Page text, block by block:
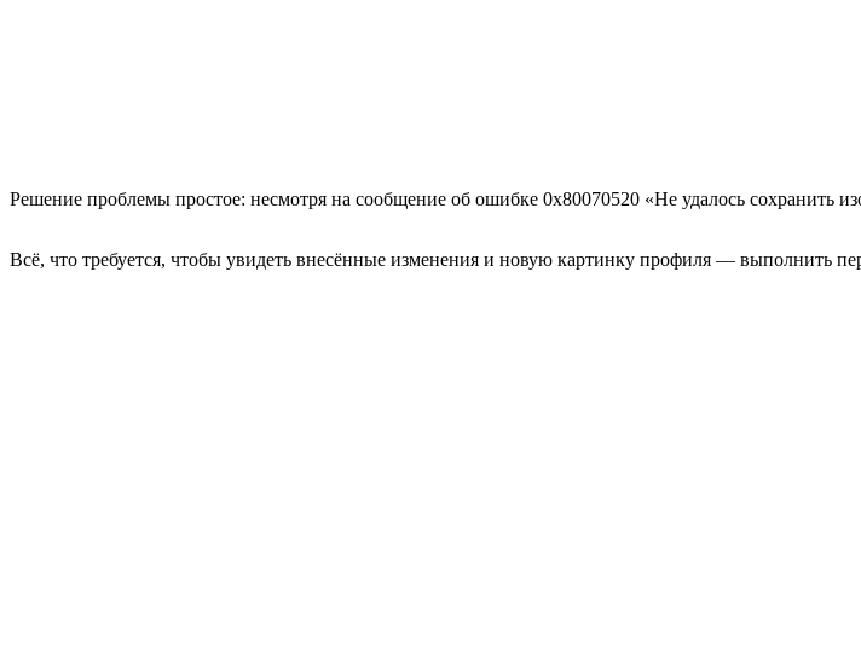
Решение проблемы простое: несмотря на сообщение об ошибке 0x80070520 «Не удалось сохранить
Всё, что требуется, чтобы увидеть внесённые изменения и новую картинку профиля — выполнить